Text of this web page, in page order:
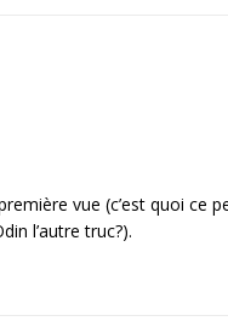
vue (c’est quoi ce
l’autre truc?).